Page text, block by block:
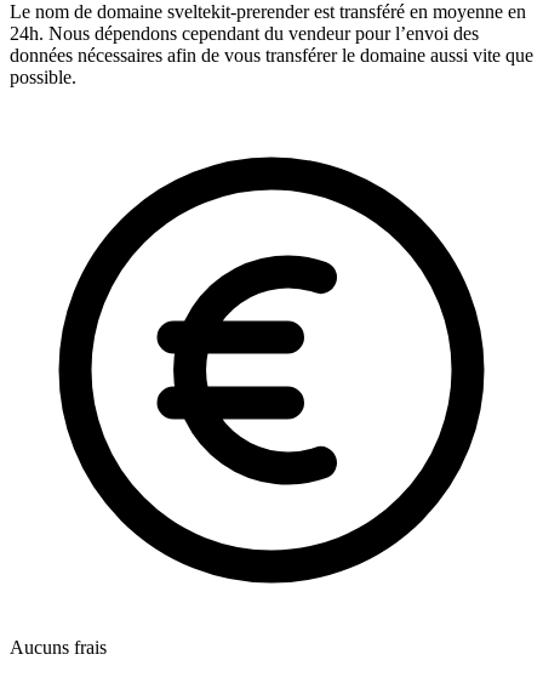
Le nom de domaine sveltekit-prerender est transféré en moyenne en
24h. Nous dépendons cependant du vendeur pour l’envoi des
données nécessaires afin de vous transférer le domaine aussi vite que
possible.
Aucuns frais